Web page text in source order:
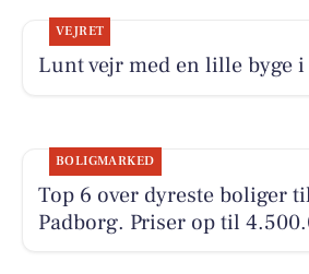
VEJRET
Lunt vejr med en lille byge
BOLIGMARKED
Top 6 over dyreste boliger
Padborg. Priser op til